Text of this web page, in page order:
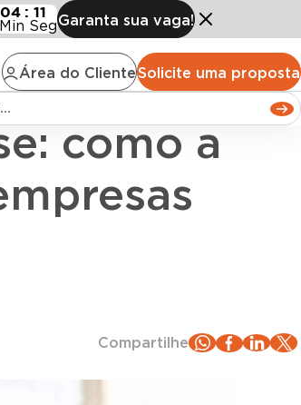
Área do ClienteSolicite uma proposta
04
Min
: 09
SegGaranta sua vaga!
com as empresas
como a
Compartilhe